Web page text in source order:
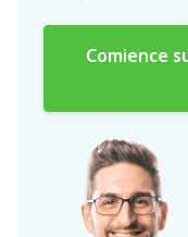
Comience